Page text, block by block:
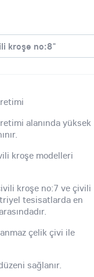
kroşe no:8"
alanında yüksek
kroşe modelleri
kroşe no:7 ve çivili
tesisatlarda en
çelik çivi ile
sağlanır.